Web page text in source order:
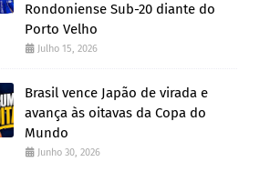
Rondoniense Sub-20 diante do
Porto Velho
Julho 15, 2026
Brasil vence Japão de virada e
avança às oitavas da Copa do
Mundo
Junho 30, 2026